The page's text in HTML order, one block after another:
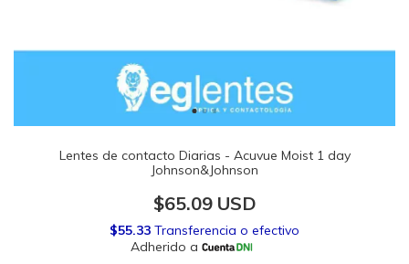
Lentes de contacto Diarias - Acuvue Moist 1 day
Johnson&Johnson
$65.09 USD